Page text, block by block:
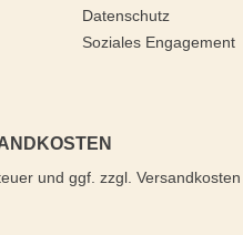
Datenschutz
Soziales Engagement
und ggf. zzgl.